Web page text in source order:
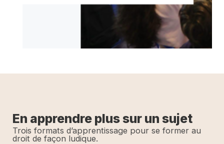
En apprendre plus sur un sujet
Trois formats d’apprentissage pour se former au
droit de façon ludique.